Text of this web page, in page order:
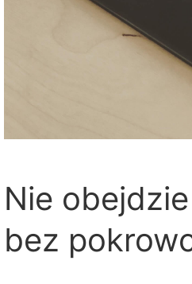
Nie
bez